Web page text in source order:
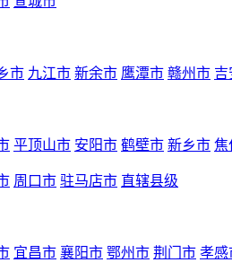
市 九江市 新余市 鹰潭市 赣州市 吉
平顶山市 安阳市 鹤壁市 新乡市 焦
周口市 驻马店市 直辖县级
宜昌市 襄阳市 鄂州市 荆门市 孝感